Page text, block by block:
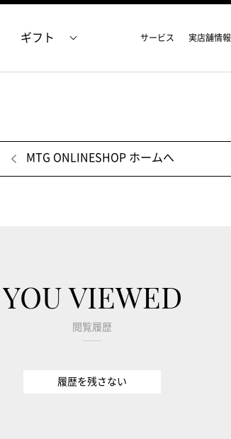
ギフト サービス 実店舗情報
MTG ONLINESHOP ホームへ
YOU VIEWED
閲覧履歴
履歴を残さない